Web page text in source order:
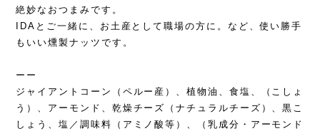
絶妙なおつまみです。
IDAとご一緒に、お土産として職場の方に。など、使い勝手
もいい燻製ナッツです。
ーー
ジャイアントコーン（ペルー産）、植物油、食塩、（こしょ
う）、アーモンド、乾燥チーズ（ナチュラルチーズ）、黒こ
しょう、塩／調味料（アミノ酸等）、（乳成分・アーモンド